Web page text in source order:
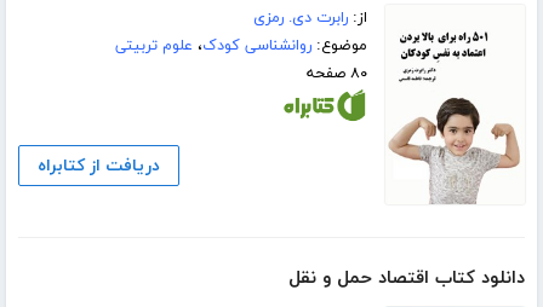
از:رابرت دی. رمزی
موضوع:روانشناسی کودک، علوم تربیتی
۸۰ صفحه
دریافت از کتابراه
دانلود کتاب اقتصاد حمل و نقل